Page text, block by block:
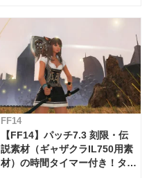
FF14
【FF14】パッチ7.3 刻限・伝
説素材（ギャザクラIL750用素
材）の時間タイマー付き！タイ